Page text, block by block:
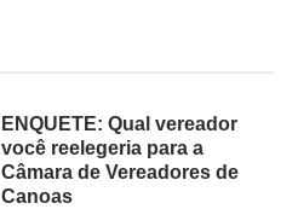
ENQUETE: Qual vereador
você reelegeria para a
Câmara de Vereadores de
Canoas